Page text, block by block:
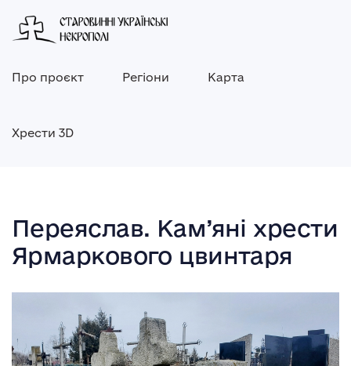
Про проєкт Регіони Карта
Хрести 3D
Переяслав. Кам’яні хрести
Ярмаркового цвинтаря